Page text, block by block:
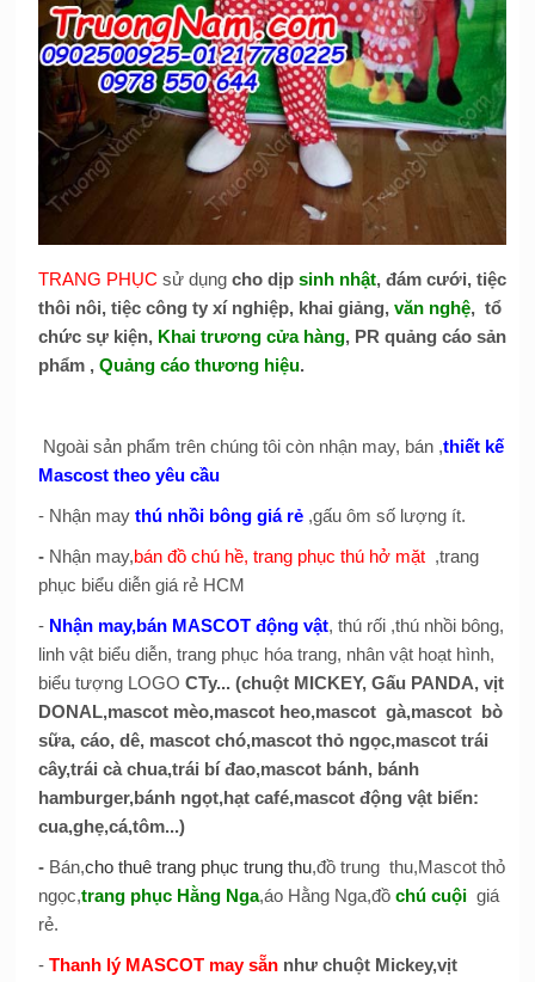
TRANG PHỤC sử dụng cho dịp sinh nhật, đám cưới, tiệc
thôi nôi, tiệc công ty xí nghiệp, khai giảng, văn nghệ, tổ
chức sự kiện, Khai trương cửa hàng, PR quảng cáo sản
phẩm , Quảng cáo thương hiệu.
Ngoài sản phẩm trên chúng tôi còn nhận may, bán ,thiết kế
Mascost theo yêu cầu
- Nhận may thú nhồi bông giá rẻ,gấu ôm số lượng ít.
- Nhận may,bán đồ chú hề, trang phục thú hở mặt ,trang
phục biểu diễn giá rẻ HCM
- Nhận may,bán MASCOT động vật, thú rối ,thú nhồi bông,
linh vật biểu diễn, trang phục hóa trang, nhân vật hoạt hình,
biểu tượng LOGO CTy... (chuột MICKEY, Gấu PANDA, vịt
DONAL,mascot mèo,mascot heo,mascot gà,mascot bò
sữa, cáo, dê, mascot chó,mascot thỏ ngọc,mascot trái
cây,trái cà chua,trái bí đao,mascot bánh, bánh
hamburger,bánh ngọt,hạt café,mascot động vật biển:
cua,ghẹ,cá,tôm...)
- Bán,cho thuê trang phục trung thu,đồ trung thu,Mascot thỏ
ngọc,trang phục Hằng Nga,áo Hằng Nga,đồ chú cuộigiá
rẻ.
- Thanh lý MASCOT may sẵnnhư chuột Mickey,vịt